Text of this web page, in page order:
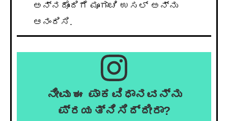
ಅನ್ನದೊಂದಿಗೆ ಮೂಗಾಚಿ ಉಸಲ್ ಅನ್ನು
ಆನಂದಿಸಿ.
ನೀವು ಈ ಪಾಕವಿಧಾನವನ್ನು
ಪ್ರಯತ್ನಿಸಿದ್ದೀರಾ?